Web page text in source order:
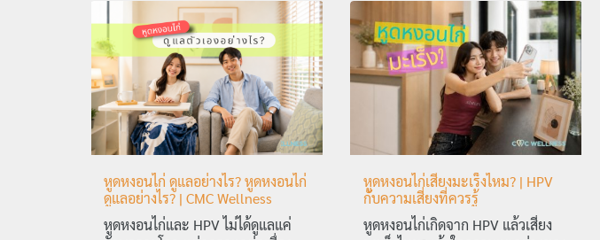
หูดหงอนไก่ ดูแลอย่างไร? หูดหงอนไก่
ดูแลอย่างไร? | CMC Wellness
หูดหงอนไก่และ HPV ไม่ได้ดูแลแค่
หูดหงอนไก่เสี่ยงมะเร็งไหม? | HPV
กับความเสี่ยงที่ควรรู้
หูดหงอนไก่เกิดจาก HPV แล้วเสี่ยง